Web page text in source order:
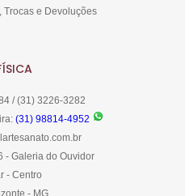
Trocas e Devoluções
/ (31) 3226-3282
(31) 98814-4952
- Galeria do Ouvidor
- Centro
- MG